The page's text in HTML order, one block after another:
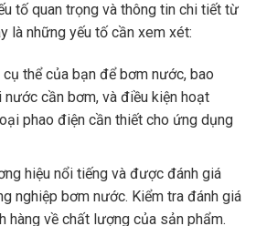
tố quan trọng và thông tin chi tiết từ
là những yếu tố cần xem xét:
thể của bạn để bơm nước, bao
cần bơm, và điều kiện hoạt
phao điện cần thiết cho ứng dụng
hiệu nổi tiếng và được đánh giá
nghiệp bơm nước. Kiểm tra đánh giá
hàng về chất lượng của sản phẩm.